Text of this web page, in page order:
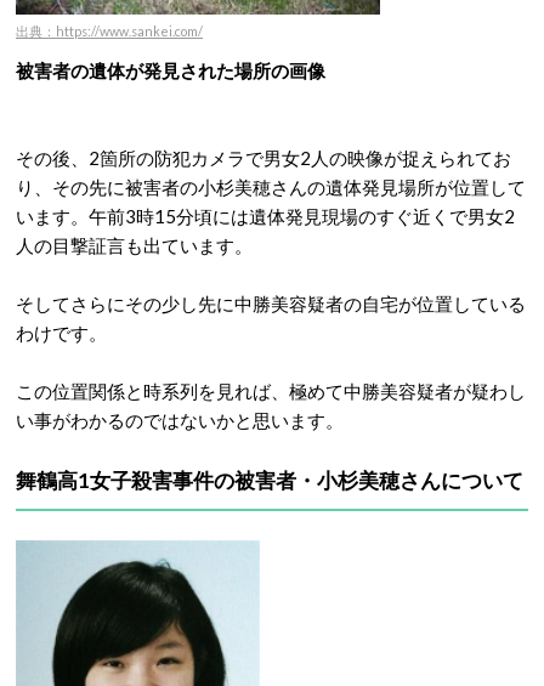
出典：https://www.sankei.com/
被害者の遺体が発見された場所の画像
その後、2箇所の防犯カメラで男女2人の映像が捉えられてお
り、その先に被害者の小杉美穂さんの遺体発見場所が位置して
います。午前3時15分頃には遺体発見現場のすぐ近くで男女2
人の目撃証言も出ています。
そしてさらにその少し先に中勝美容疑者の自宅が位置している
わけです。
この位置関係と時系列を見れば、極めて中勝美容疑者が疑わし
い事がわかるのではないかと思います。
舞鶴高1女子殺害事件の被害者・小杉美穂さんについて